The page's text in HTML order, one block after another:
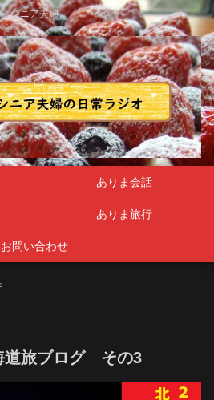
シニア夫婦
ありま会話
ありま旅行
お問い合わせ
旅ブログ その3